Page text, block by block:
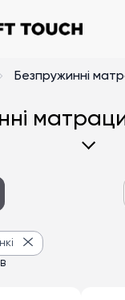
Безпружинні
матраци